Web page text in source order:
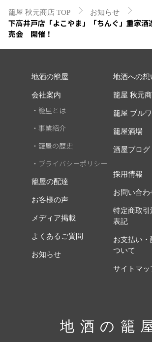
籠屋 秋元商店 TOP お知らせ
下高井戸店「よこやま」「ちんぐ」重家
売会 開催！
地酒の籠屋
会社案内
・籠屋とは
・事業紹介
・籠屋の歴史
・プライバシーポリシー
地酒への想
籠屋 秋元
籠屋 ブル
籠屋酒場
酒屋ブログ
籠屋の配達
お客様の声
メディア掲載
よくあるご質問
お知らせ
採用情報
お問い合わ
特定商取引
表記
お支払い・
ついて
サイトマッ
地酒の籠